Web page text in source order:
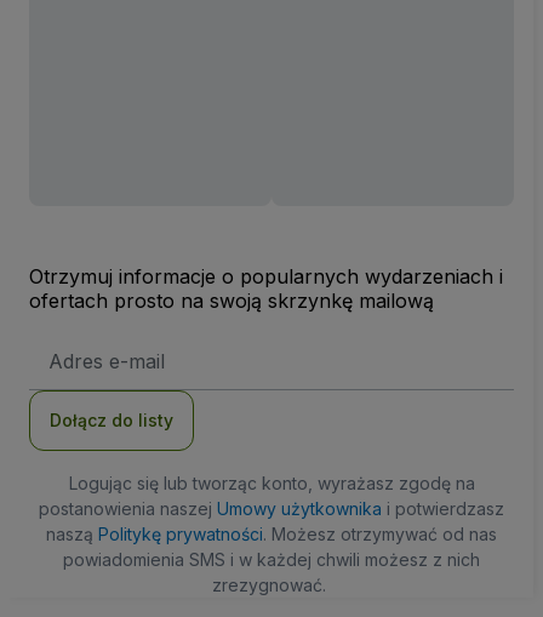
Otrzymuj informacje o popularnych wydarzeniach i
ofertach prosto na swoją skrzynkę mailową
e-
Dołącz do listy
Logując się lub tworząc konto, wyrażasz zgodę na
postanowienia naszej Umowy użytkownika i potwierdzasz
naszą Politykę prywatności. Możesz otrzymywać od nas
powiadomienia SMS i w każdej chwili możesz z nich
zrezygnować.